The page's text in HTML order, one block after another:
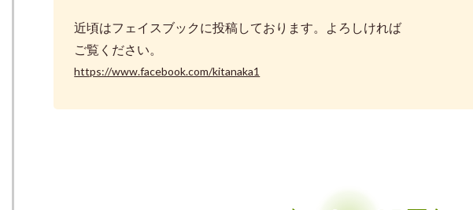
近頃はフェイスブックに投稿しております。よろしければ
ご覧ください。
https://www.facebook.com/kitanaka1